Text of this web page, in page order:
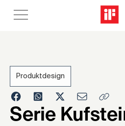
1969
Produktdesign
Serie